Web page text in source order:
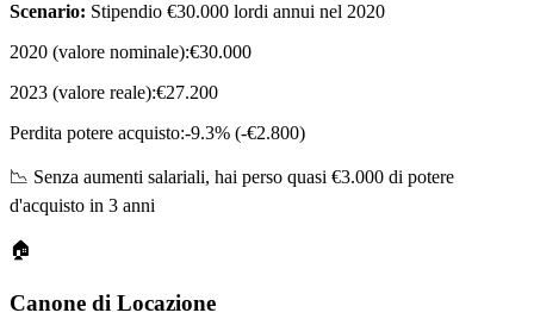
Scenario: Stipendio €30.000 lordi annui nel 2020
2020 (valore nominale):€30.000
2023 (valore reale):€27.200
Perdita potere acquisto:-9.3% (-€2.800)
📉 Senza aumenti salariali, hai perso quasi €3.000 di potere
d'acquisto in 3 anni
🏠
Canone di Locazione